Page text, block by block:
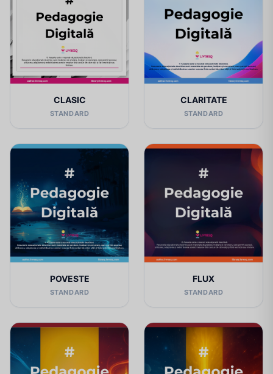
CLASIC
STANDARD
CLARITATE
STANDARD
POVESTE
STANDARD
FLUX
STANDARD